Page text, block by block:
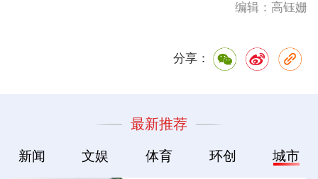
编辑：高钰姗
分享：
最新推荐
新闻 文娱 体育 环创 城市